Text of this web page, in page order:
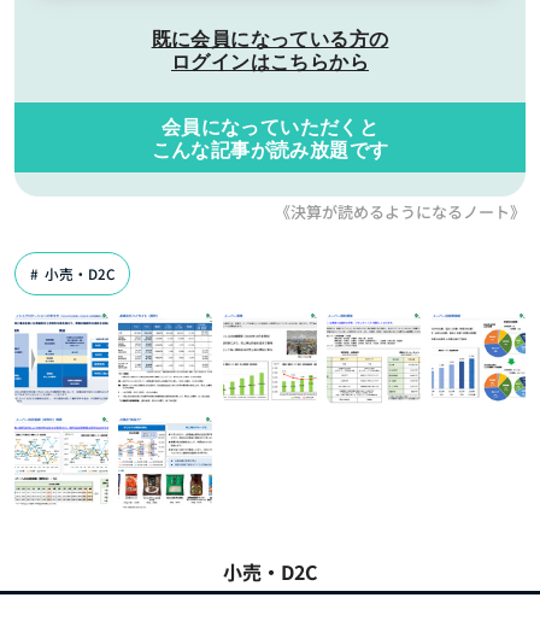
既に会員になっている方の
ログインはこちらから
会員になっていただくと
こんな記事が読み放題です
《決算が読めるようになるノート》
小売・D2C
小売・D2C